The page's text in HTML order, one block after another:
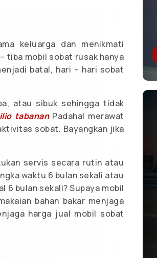
keluarga dan menikmati
tiba mobil sobat rusak hanya
batal, hari – hari sobat
atau sibuk sehingga tidak
tabananPadahal merawat
sobat. Bayangkan jika
servis secara rutin atau
waktu 6 bulan sekali atau
6 bulan sekali? Supaya mobil
bahan bakar menjaga
harga jual mobil sobat